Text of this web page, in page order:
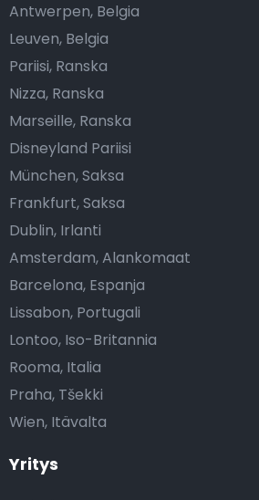
Yritys
Antwerpen, Belgia
Leuven, Belgia
Pariisi, Ranska
Nizza, Ranska
Marseille, Ranska
Disneyland Pariisi
München, Saksa
Frankfurt, Saksa
Dublin, Irlanti
Amsterdam, Alankomaat
Barcelona, Espanja
Lissabon, Portugali
Lontoo, Iso-Britannia
Rooma, Italia
Praha, Tšekki
Wien, Itävalta